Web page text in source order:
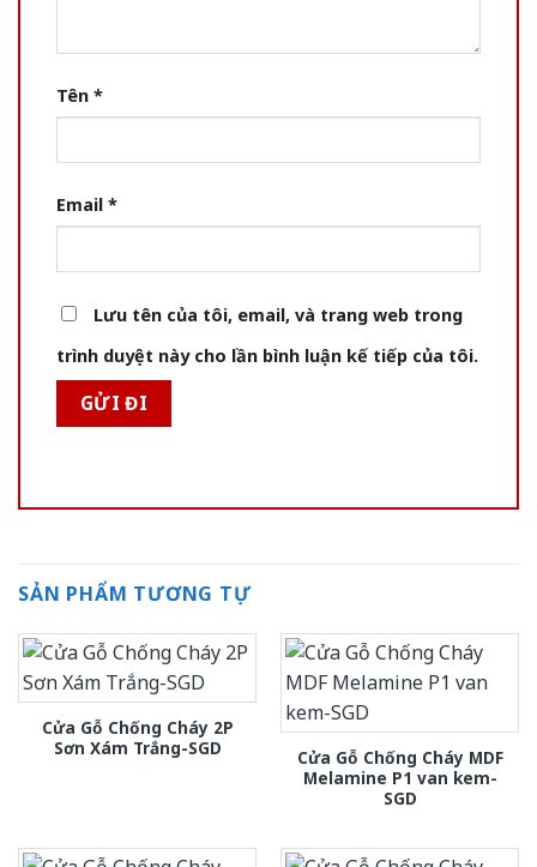
Tên *
Email *
Lưu tên của tôi, email, và trang web trong
trình duyệt này cho lần bình luận kế tiếp của tôi.
SẢN PHẨM TƯƠNG TỰ
Cửa Gỗ Chống Cháy 2P
Sơn Xám Trắng-SGD
Cửa Gỗ Chống Cháy MDF
Melamine P1 van kem-
SGD